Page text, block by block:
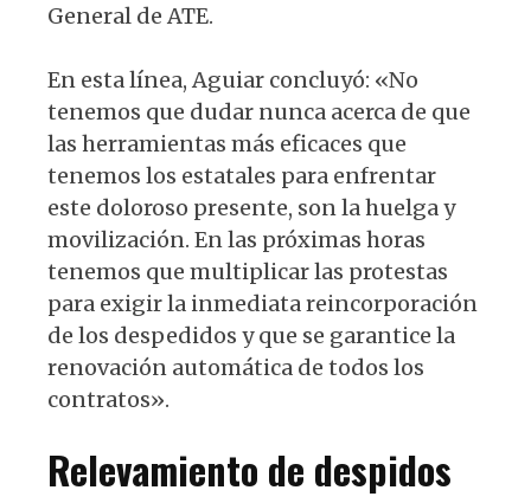
General de ATE.
En esta línea, Aguiar concluyó: «No
tenemos que dudar nunca acerca de que
las herramientas más eficaces que
tenemos los estatales para enfrentar
este doloroso presente, son la huelga y
movilización. En las próximas horas
tenemos que multiplicar las protestas
para exigir la inmediata reincorporación
de los despedidos y que se garantice la
renovación automática de todos los
contratos».
Relevamiento de despidos